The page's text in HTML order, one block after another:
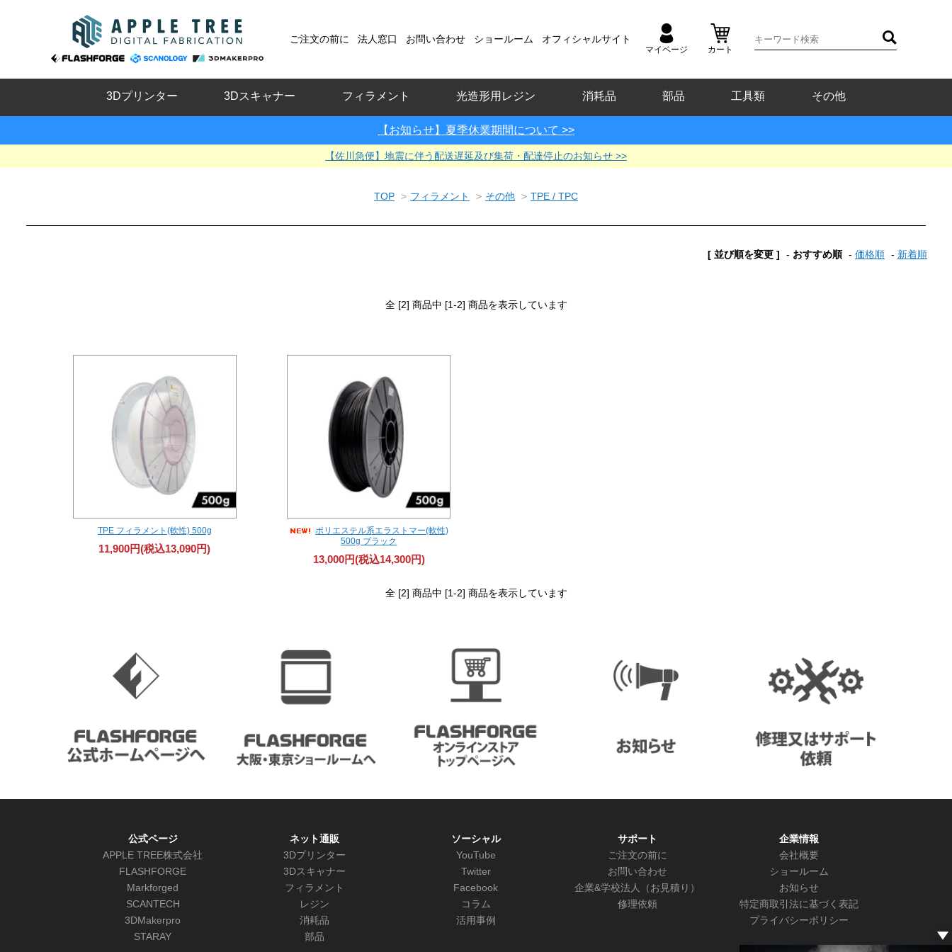
ご注文の前に 法人窓口 お問い合わせ ショールーム オフィシャルサイト
マイページ カート
3Dプリンター 3Dスキャナー フィラメント 光造形用レジン 消耗品 部品 工具類 その他
【お知らせ】夏季休業期間について >>
【佐川急便】地震に伴う配送遅延及び集荷・配達停止のお知らせ >>
TOP > フィラメント > その他 > TPE / TPC
[ 並び順を変更 ] - おすすめ順 - 価格順 - 新着順
全 [2] 商品中 [1-2] 商品を表示しています
TPE フィラメント(軟性) 500g
11,900円(税込13,090円)
ポリエステル系エラストマー(軟性)
500g ブラック
13,000円(税込14,300円)
全 [2] 商品中 [1-2] 商品を表示しています
公式ページ
APPLE TREE株式会社
FLASHFORGE
Markforged
SCANTECH
3DMakerpro
STARAY
ネット通販
3Dプリンター
3Dスキャナー
フィラメント
レジン
消耗品
部品
ソーシャル
YouTube
Twitter
Facebook
コラム
活用事例
サポート
ご注文の前に
お問い合わせ
企業&学校法人（お見積り）
修理依頼
企業情報
会社概要
ショールーム
お知らせ
特定商取引法に基づく表記
プライバシーポリシー